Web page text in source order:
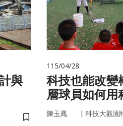
與
儲存書籤
115/04/28
科技也能改變
層球員如何用
陳玉鳳 ｜ 科技大觀園